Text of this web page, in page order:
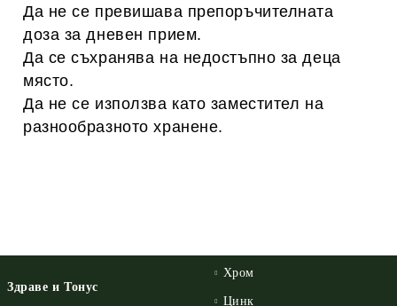
Да не се превишава препоръчителната
доза за дневен прием.
Да се съхранява на недостъпно за деца
място.
Да не се използва като заместител на
разнообразното хранене.
Здраве и Тонус
Хром
Цинк